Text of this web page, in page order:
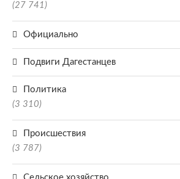
(27 741)
Официально
Подвиги Дагестанцев
Политика
(3 310)
Происшествия
(3 787)